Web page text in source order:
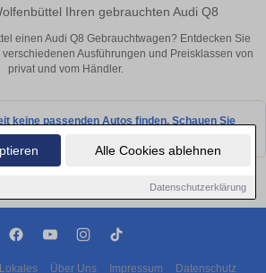
Alle Cookies ablehnen
Datenschutzerklärung
Ihren gebrauchten Audi Q8
einen Audi Q8 Gebrauchtwagen? Entdecken Sie
Ausführungen und Preisklassen von
privat und vom Händler.
keine passenden Autos finden. Schauen Sie
Lokales Über Uns Impressum Datenschutz